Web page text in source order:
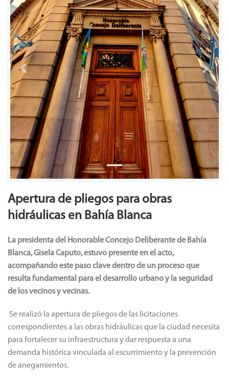
Previous Next
Apertura de pliegos para obras
hidráulicas en Bahía Blanca
La presidenta del Honorable Concejo Deliberante de Bahía
Blanca, Gisela Caputo, estuvo presente en el acto,
acompañando este paso clave dentro de un proceso que
resulta fundamental para el desarrollo urbano y la seguridad
de los vecinos y vecinas.
Se realizó la apertura de pliegos de las licitaciones
correspondientes a las obras hidráulicas que la ciudad necesita
para fortalecer su infraestructura y dar respuesta a una
demanda histórica vinculada al escurrimiento y la prevención
de anegamientos.